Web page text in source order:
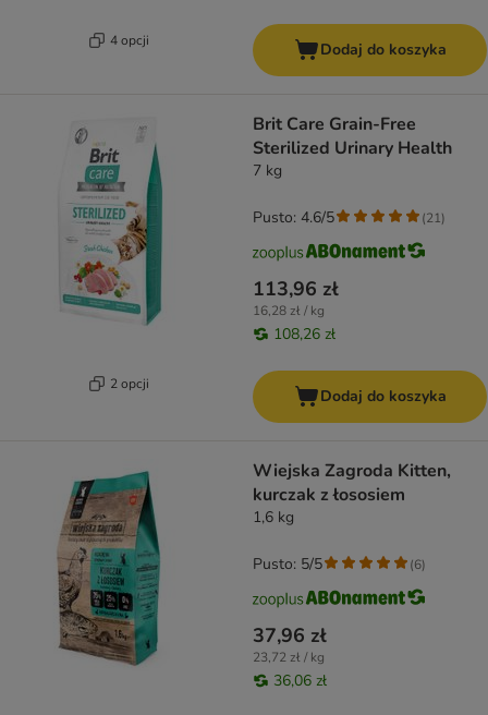
4 opcji Dodaj do koszyka
2 opcji
Brit Care Grain-Free
Sterilized Urinary Health
7 kg
113,96 zł
16,28 zł / kg
108,26 zł
Pusto: 4.6/5 (21)
Dodaj do koszyka
Wiejska Zagroda Kitten,
kurczak z łososiem
1,6 kg
37,96 zł
23,72 zł / kg
36,06 zł
Pusto: 5/5 (6)